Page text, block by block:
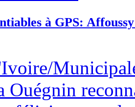
à GPS: